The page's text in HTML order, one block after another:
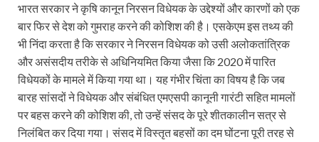
भारत सरकार ने कृषि कानून निरसन विधेयक के उद्देश्यों और कारणों को एक
बार फिर से देश को गुमराह करने की कोशिश की है। एसकेएम इस तथ्य की
भी निंदा करता है कि सरकार ने निरसन विधेयक को उसी अलोकतांत्रिक
और असंसदीय तरीके से अधिनियमित किया जैसा कि 2020 में पारित
विधेयकों के मामले में किया गया था। यह गंभीर चिंता का विषय है कि जब
बारह सांसदों ने विधेयक और संबंधित एमएसपी कानूनी गारंटी सहित मामलों
पर बहस करने की कोशिश की, तो उन्हें संसद के पूरे शीतकालीन सत्र से
निलंबित कर दिया गया। संसद में विस्तृत बहसों का दम घोंटना पूरी तरह से